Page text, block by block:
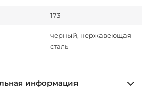
173
черный, нержавеющая
сталь
информация